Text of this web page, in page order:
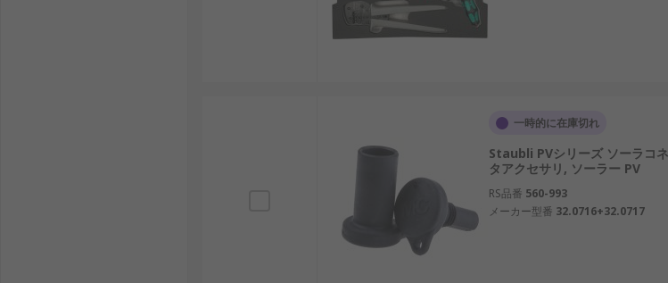
一時的に在庫切れ
Staubli PVシリーズ ソーラコ
タアクセサリ, ソーラー PV
RS品番 560-993
メーカー型番 32.0716+32.0717